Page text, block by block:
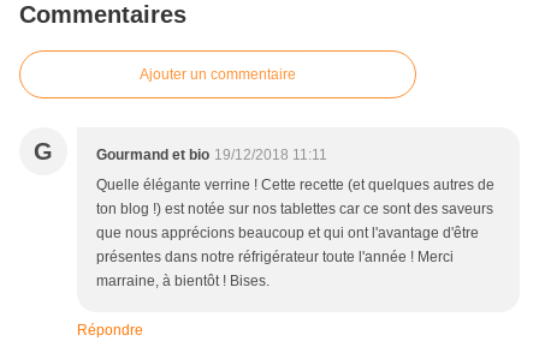
Commentaires
Ajouter un commentaire
G Gourmand et bio 19/12/2018 11:11
Quelle élégante verrine ! Cette recette (et quelques autres de
ton blog !) est notée sur nos tablettes car ce sont des saveurs
que nous apprécions beaucoup et qui ont l'avantage d'être
présentes dans notre réfrigérateur toute l'année ! Merci
marraine, à bientôt ! Bises.
Répondre